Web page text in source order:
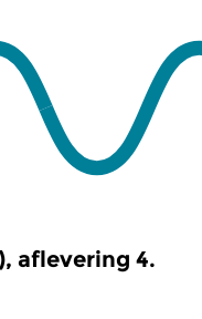
aflevering 4.